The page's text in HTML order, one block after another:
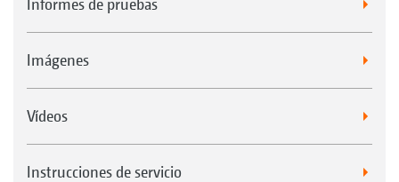
Imágenes
Vídeos
Instrucciones de servicio